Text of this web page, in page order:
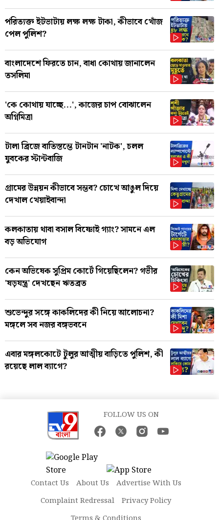
পরিত্যক্ত ইটভাটায় লক্ষ লক্ষ টাকা, কীভাবে খোঁজ
পেল পুলিশ?
বাংলাদেশে ফিরতে চান, বাধা কোথায় জানালেন
তসলিমা
'কে কোথায় যাচ্ছে...', কাজের চাপ বোঝালেন
অগ্নিমিত্রা
টালা ব্রিজে বাতিস্তম্ভে টানটান 'নাটক', চলল
যুবকের স্টান্টবাজি
গ্রামের উন্নয়ন কীভাবে সম্ভব? চোখে আঙুল দিয়ে
দেখাল খেয়াইবান্দা
কলকাতায় থাবা বসাল বিষ্ণোই গ্যাং? সামনে এল
বড় অভিযোগ
কেন অভিষেক সুপ্রিম কোর্টে গিয়েছিলেন? গভীর
'ষড়যন্ত্র' দেখছেন ঋতব্রত
শুভেন্দুর সঙ্গে কাকলিদের কী নিয়ে আলোচনা?
মঙ্গলে সব নজর বঙ্গভবনে
এবার মঙ্গলকোটে টুলুর আত্মীয় বাড়িতে পুলিশ, কী
রয়েছে লাল ব্যাগে?
FOLLOW US ON
Contact Us About Us
Advertise With Us
Complaint Redressal
Privacy Policy